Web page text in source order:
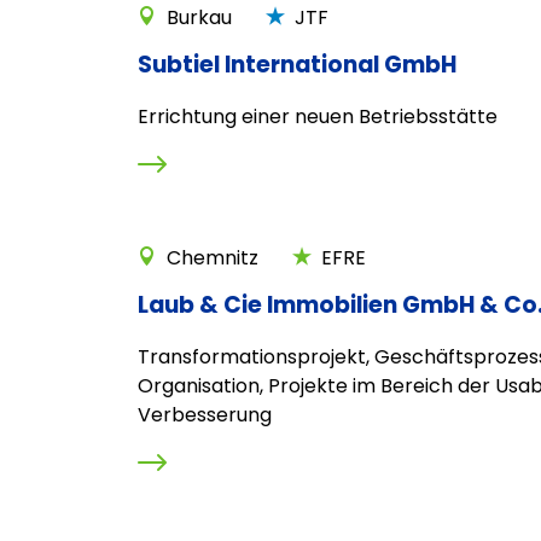
Burkau JTF
Subtiel International GmbH
Errichtung einer neuen Betriebsstätte
Chemnitz EFRE
Laub & Cie Immobilien GmbH &
Transformationsprojekt,
Organisation, Projekte im Bereich der
Verbesserung